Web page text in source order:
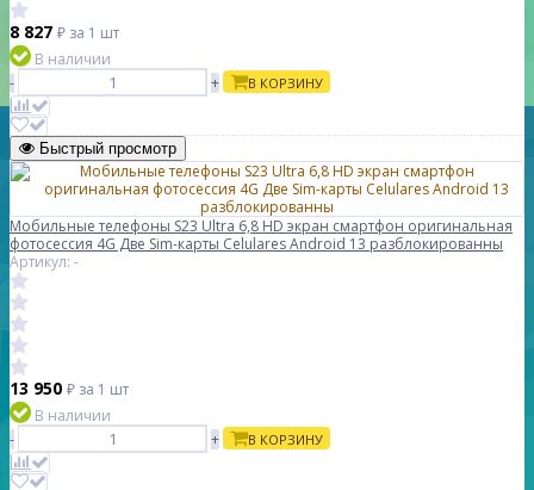
8 827 ₽ за 1 шт
В наличии
-
+ В КОРЗИНУ
Быстрый просмотр
Мобильные телефоны S23 Ultra 6,8 HD экран смартфон оригинальная
фотосессия 4G Две Sim-карты Celulares Android 13 разблокированны
Артикул: -
13 950 ₽ за 1 шт
В наличии
-
+ В КОРЗИНУ